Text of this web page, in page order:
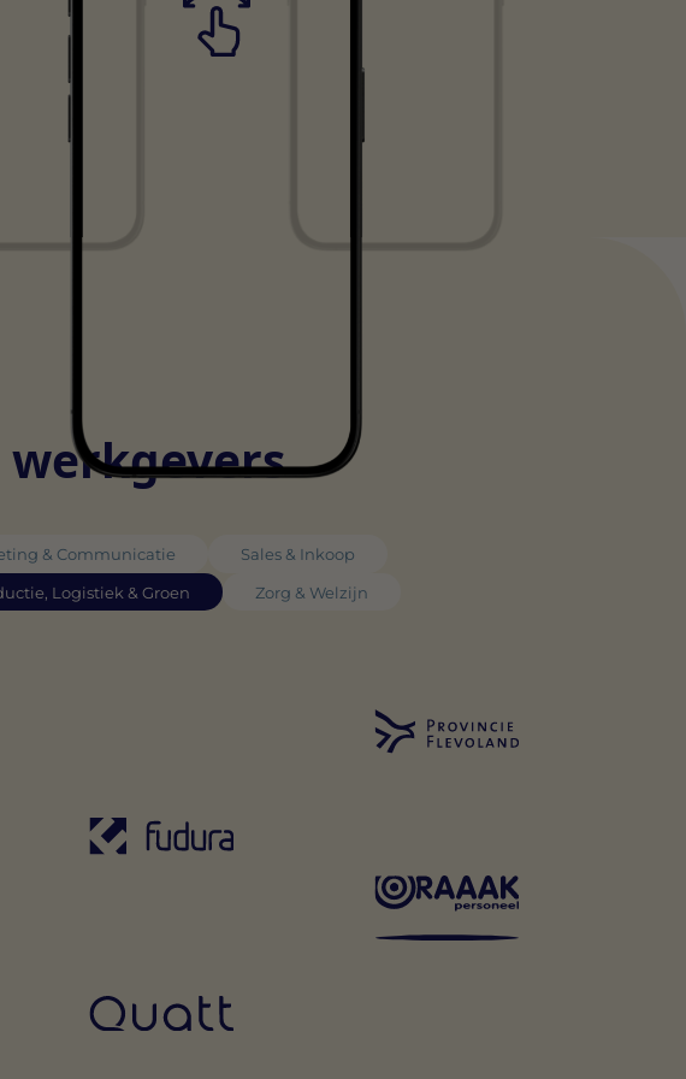
werkgevers
& Communicatie
Sales & Inkoop
Logistiek & Groen Zorg & Welzijn